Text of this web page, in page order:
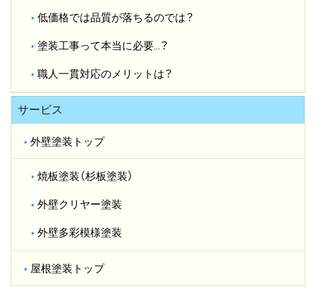
低価格では品質が落ちるのでは？​
塗装工事って本当に必要…？​
職人一貫対応のメリットは？​
サービス
外壁塗装トップ
焼板塗装（杉板塗装）
外壁クリヤー塗装
外壁多彩模様塗装
屋根塗装トップ